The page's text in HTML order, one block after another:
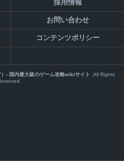
採用情報
お問い合わせ
コンテンツポリシー
- 国内最大級のゲーム攻略wikiサイト
,All Rights